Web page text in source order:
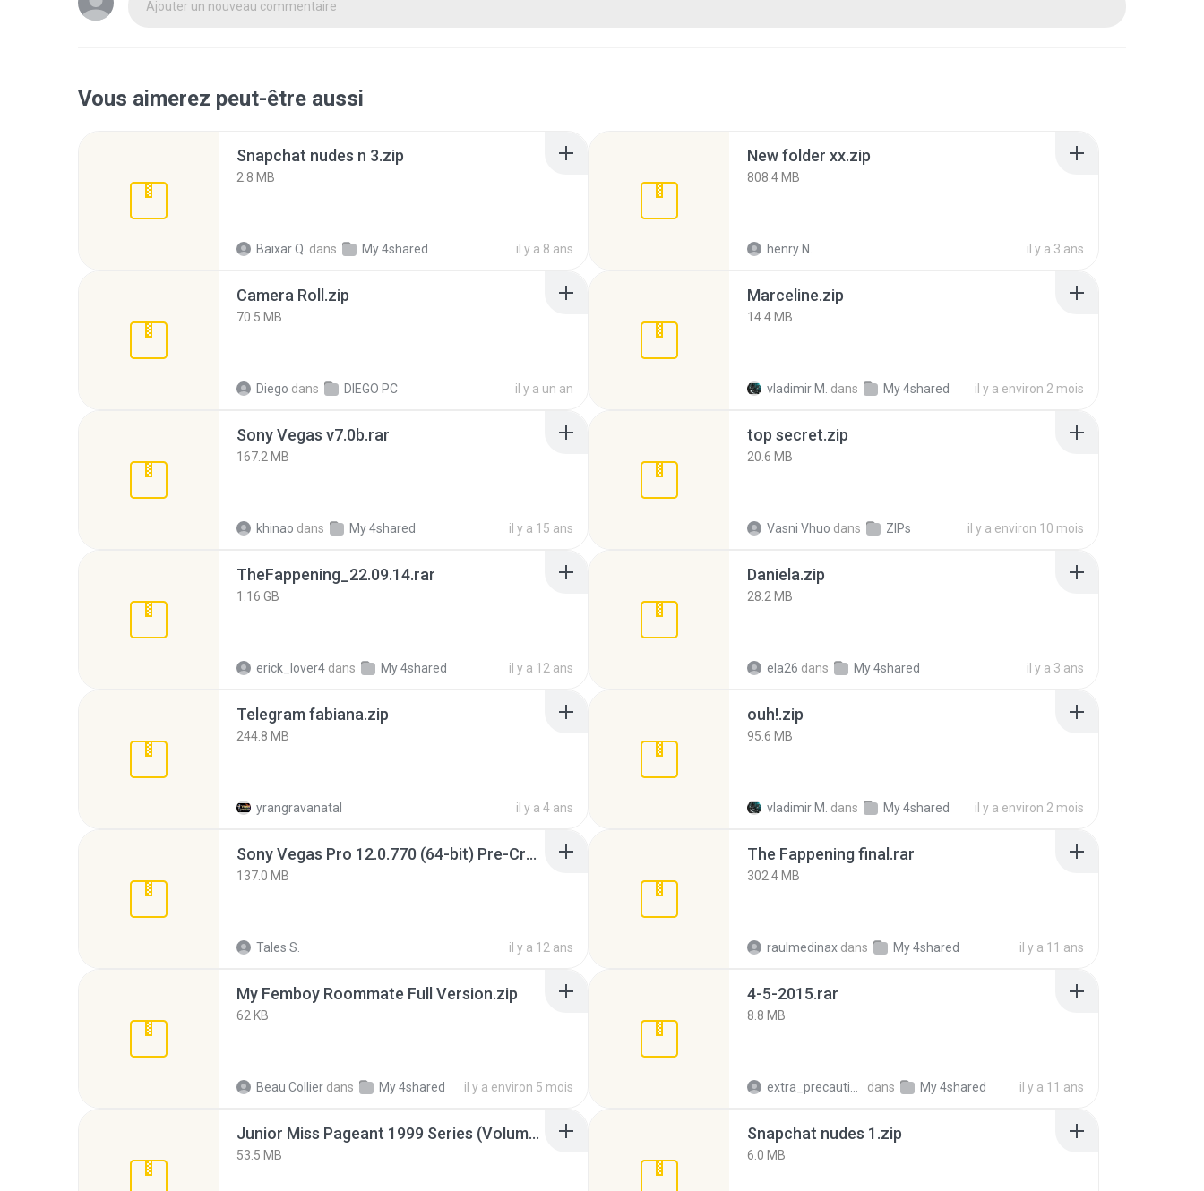
Ajouter un nouveau commentaire
Vous aimerez peut-être aussi
Snapchat nudes n 3.zip
2.8 MB
Baixar Q. dans My 4shared il y a 8 ans
New folder xx.zip
808.4 MB
henry N. il y a 3 ans
Camera Roll.zip
70.5 MB
Diego dans DIEGO PC il y a un an
Marceline.zip
14.4 MB
vladimir M. dans My 4shared il y a environ 2 mois
Sony Vegas v7.0b.rar
167.2 MB
khinao dans My 4shared il y a 15 ans
top secret.zip
20.6 MB
Vasni Vhuo dans ZIPs il y a environ 10 mois
TheFappening_22.09.14.rar
1.16 GB
erick_lover4 dans My 4shared il y a 12 ans
Daniela.zip
28.2 MB
ela26 dans My 4shared il y a 3 ans
Telegram fabiana.zip
244.8 MB
yrangravanatal il y a 4 ans
ouh!.zip
95.6 MB
vladimir M. dans My 4shared il y a environ 2 mois
Sony Vegas Pro 12.0.770 (64-bit) Pre-Cracked.zip
137.0 MB
Tales S. il y a 12 ans
The Fappening final.rar
302.4 MB
raulmedinax dans My 4shared il y a 11 ans
My Femboy Roommate Full Version.zip
62 KB
Beau Collier dans My 4shared il y a environ 5 mois
4-5-2015.rar
8.8 MB
dans My 4shared il y a 11 ans
Junior Miss Pageant 1999 Series (Volume I Part I NC 6).7z
53.5 MB
Snapchat nudes 1.zip
6.0 MB